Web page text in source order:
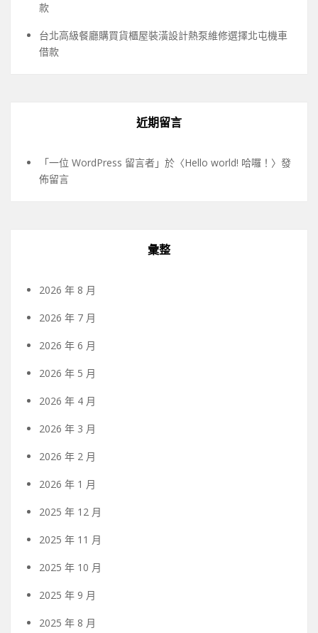
款
台北高級餐廳購買貨櫃屋裝潢設計熱泵維修選擇北屯機車
借款
近期留言
「一位 WordPress 留言者 」於〈Hello world! 哈囉！ 〉發
佈留言
彙整
2026 年 8 月
2026 年 7 月
2026 年 6 月
2026 年 5 月
2026 年 4 月
2026 年 3 月
2026 年 2 月
2026 年 1 月
2025 年 12 月
2025 年 11 月
2025 年 10 月
2025 年 9 月
2025 年 8 月